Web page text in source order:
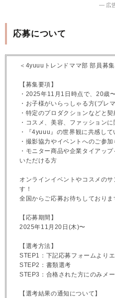
― 広
応募について
＜4yuuuトレンドママ部 部員募集
【募集要項】
・2025年11月1日時点で、20歳
・お子様がいらっしゃる方(プレ
・特定のプロダクションなどと
・コスメ、美容、ファッション
・『4yuuu』の世界観に共感して
・撮影協力やイベントへのご参
・モニター商品や企業タイアッ
いただける方
オンラインイベントやコスメの
す！
全国からご応募お待ちしておりま
【応募期間】
2025年11月20日(木)〜
【選考方法】
STEP1：下記応募フォームより
STEP2：書類選考
STEP3：合格された方にのみメ
【選考結果の通知について】